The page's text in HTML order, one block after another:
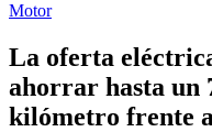
Motor
La oferta
ahorrar hasta un
kilómetro frente